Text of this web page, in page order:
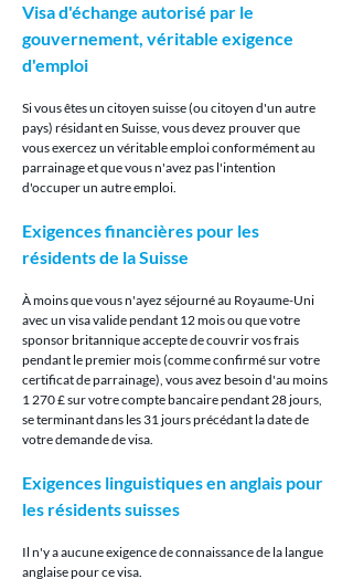
Visa d'échange autorisé par le
gouvernement, véritable exigence
d'emploi
Si vous êtes un citoyen suisse (ou citoyen d'un autre
pays) résidant en Suisse, vous devez prouver que
vous exercez un véritable emploi conformément au
parrainage et que vous n'avez pas l'intention
d'occuper un autre emploi.
Exigences financières pour les
résidents de la Suisse
À moins que vous n'ayez séjourné au Royaume-Uni
avec un visa valide pendant 12 mois ou que votre
sponsor britannique accepte de couvrir vos frais
pendant le premier mois (comme confirmé sur votre
certificat de parrainage), vous avez besoin d'au moins
1 270 £ sur votre compte bancaire pendant 28 jours,
se terminant dans les 31 jours précédant la date de
votre demande de visa.
Exigences linguistiques en anglais pour
les résidents suisses
Il n'y a aucune exigence de connaissance de la langue
anglaise pour ce visa.